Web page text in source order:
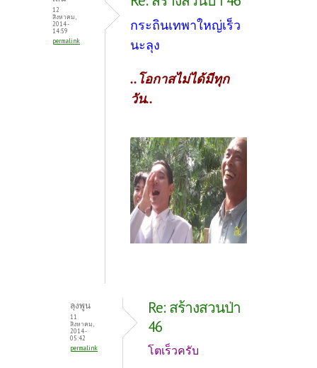
12
สิงหาคม,
2014 -
14:59
permalink
กระถินเทพาใหญ่เร็ว
นะลุง
..โอกาสไม่ได้มีทุก
วัน..
ลุงพูน
11
สิงหาคม,
2014 -
05:42
permalink
Re: สร้างสวนป่า
46
โตเร็วครับ